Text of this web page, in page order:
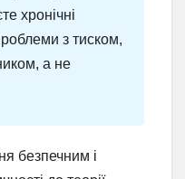
хронічні
з тиском,
а не
безпечним і